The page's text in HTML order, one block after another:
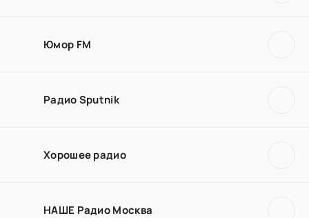
Юмор FM
Радио Sputnik
Хорошее радио
НАШЕ Радио Москва